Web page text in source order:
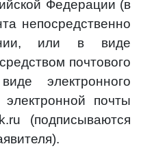
Федерации (в
непосредственно
или в виде
почтового
электронного
почты
(подписываются